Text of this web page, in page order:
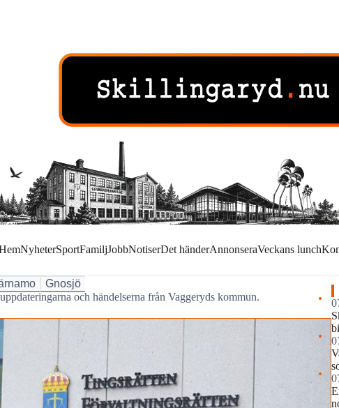
NyheterSportFamiljJobbNotiserDet händerAnnonseraVeckans lunch
Gnosjö
och händelserna från Vaggeryds kommun.